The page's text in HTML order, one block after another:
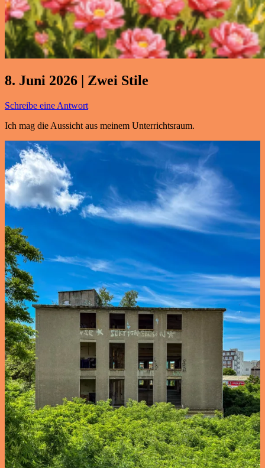
8. Juni 2026 | Zwei Stile
Schreibe eine Antwort
Ich mag die Aussicht aus meinem Unterrichtsraum.